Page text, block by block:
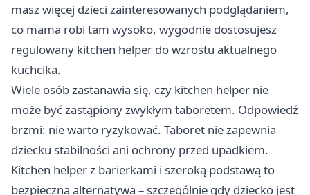
masz więcej dzieci zainteresowanych podglądaniem,
co mama robi tam wysoko, wygodnie dostosujesz
regulowany kitchen helper do wzrostu aktualnego
kuchcika.
Wiele osób zastanawia się, czy kitchen helper nie
może być zastąpiony zwykłym taboretem. Odpowiedź
brzmi: nie warto ryzykować. Taboret nie zapewnia
dziecku stabilności ani ochrony przed upadkiem.
Kitchen helper z barierkami i szeroką podstawą to
bezpieczna alternatywa – szczególnie gdy dziecko jest